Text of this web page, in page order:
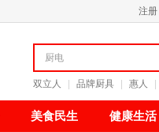
注册
双立人 品牌厨具 惠人
美食民生 健康生活